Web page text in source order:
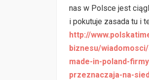
nas w Polsce jest
i pokutuje zasada tu i
http://
biznesu/
made-in-poland-
przeznaczaja-na-